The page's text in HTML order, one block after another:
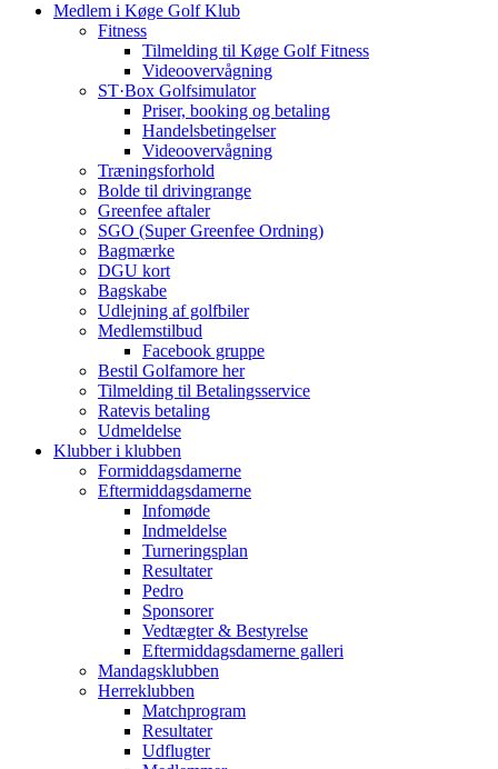
Medlem i Køge Golf Klub
Fitness
Tilmelding til Køge Golf Fitness
Videoovervågning
ST·Box Golfsimulator
Priser, booking og betaling
Handelsbetingelser
Videoovervågning
Træningsforhold
Bolde til drivingrange
Greenfee aftaler
SGO (Super Greenfee Ordning)
Bagmærke
DGU kort
Bagskabe
Udlejning af golfbiler
Medlemstilbud
Facebook gruppe
Bestil Golfamore her
Tilmelding til Betalingsservice
Ratevis betaling
Udmeldelse
Klubber i klubben
Formiddagsdamerne
Eftermiddagsdamerne
Infomøde
Indmeldelse
Turneringsplan
Resultater
Pedro
Sponsorer
Vedtægter & Bestyrelse
Eftermiddagsdamerne galleri
Mandagsklubben
Herreklubben
Matchprogram
Resultater
Udflugter